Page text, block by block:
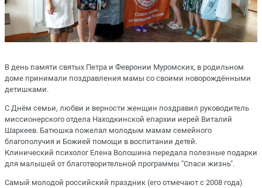
В день памяти святых Петра и Февронии Муромских, в родильном
доме принимали поздравления мамы со своими новорождёнными
детишками.
С Днём семьи, любви и верности женщин поздравил руководитель
миссионерского отдела Находкинской епархии иерей Виталий
Шаркеев. Батюшка пожелал молодым мамам семейного
благополучия и Божией помощи в воспитании детей.
Клинический психолог Елена Волошина передала полезные подарки
для малышей от благотворительной программы "Спаси жизнь".
Самый молодой российский праздник (его отмечают с 2008 года)